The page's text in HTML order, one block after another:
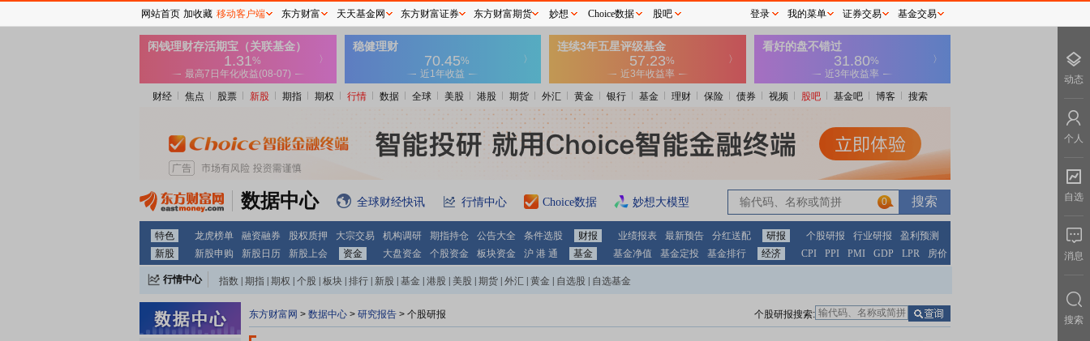
财经 焦点 股票 新股 期指 期权 行情 数据 全球 美股 港股 期货 外汇 黄金 银行 基金 理财 保险 债券 视频 股吧 基金吧 博客 搜索
数据中心 全球财经快讯 行情中心 Choice数据 妙想大模型 0
特色 龙虎榜单 融资融券 股权质押 大宗交易 机构调研 期指持仓 公告大全 条件选股 财报 业绩报表 最新预告 分红送配 研报 个股研报 行业研报
盈利预测
新股
新股申购 新股日历 新股上会 资金 大盘资金 个股资金 板块资金 沪 港 通 基金 基金净值 基金定投 基金排行 经济 CPI PPI PMI GDP LPR 房价
行情中心 指数 期指 期权 个股 板块 排行 新股 基金 港股 美股 期货 外汇 黄金 自选股 自选基金
东方财富网 > 数据中心 > 研究报告 > 个股研报 个股研报搜索:
网站首页 加收藏 移动客户端 东方财富 天天基金网 东方财富证券 东方财富期货 妙想 Choice数据 股吧 登录 我的菜单 证券交易 基金交易
动态
个人
自选
消息
搜索